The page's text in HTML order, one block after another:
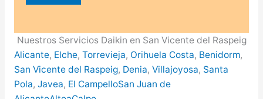
Nuestros Servicios Daikin en San Vicente del Raspeig
Alicante, Elche, Torrevieja, Orihuela Costa, Benidorm,
San Vicente del Raspeig, Denia, Villajoyosa, Santa
Pola, Javea, El CampelloSan Juan de